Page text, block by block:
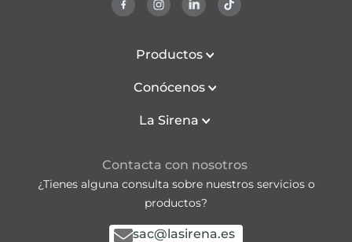
Productos
Conócenos
La Sirena
Contacta con nosotros
¿Tienes alguna consulta sobre nuestros servicios o
productos?
sac@lasirena.es